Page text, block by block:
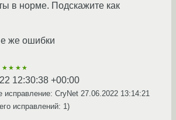
в норме. Подскажите как
же ошибки
12:30:38 +00:00
исправление: CryNet 27.06.2022 13:14:21
исправлений: 1)